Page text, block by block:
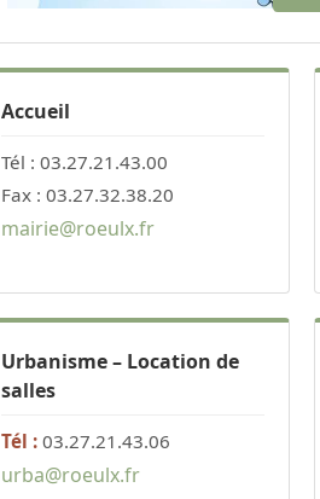
Accueil
Tél : 03.27.21.43.00
Fax : 03.27.32.38.20
mairie@roeulx.fr
Urbanisme – Location de
salles
Tél : 03.27.21.43.06
urba@roeulx.fr